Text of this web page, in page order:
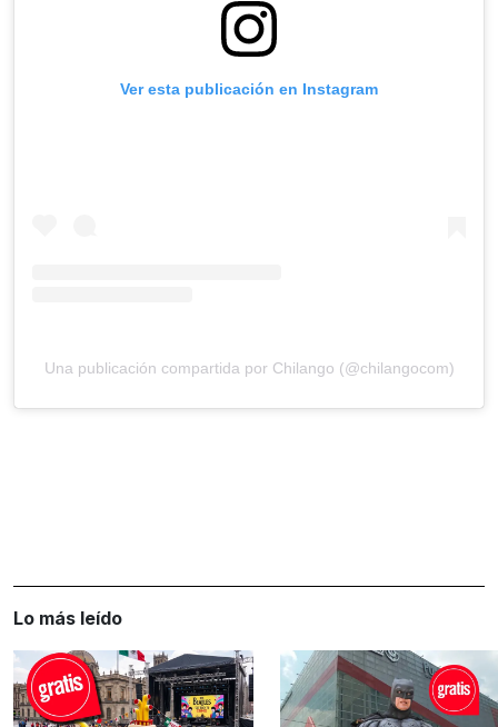
Ver esta publicación en Instagram
Una publicación compartida por Chilango (@chilangocom)
Lo más leído